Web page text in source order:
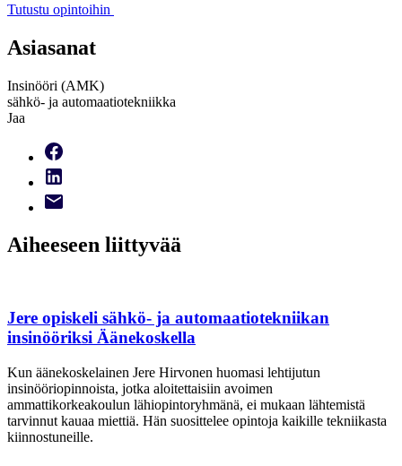
Tutustu opintoihin
Asiasanat
Insinööri (AMK)
sähkö- ja automaatiotekniikka
Jaa
Aiheeseen liittyvää
Jere opiskeli sähkö- ja automaatiotekniikan
insinööriksi Äänekoskella
Kun äänekoskelainen Jere Hirvonen huomasi lehtijutun
insinööriopinnoista, jotka aloitettaisiin avoimen
ammattikorkeakoulun lähiopintoryhmänä, ei mukaan lähtemistä
tarvinnut kauaa miettiä. Hän suosittelee opintoja kaikille tekniikasta
kiinnostuneille.